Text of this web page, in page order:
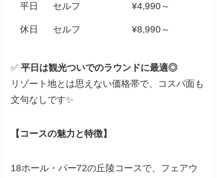
平日 セルフ ¥4,990～
休日 セルフ ¥8,990～
✅平日は観光ついでのラウンドに最適◎
リゾート地とは思えない価格帯で、コスパ面も
文句なしです✨
【コースの魅力と特徴】
18ホール・パー72の丘陵コースで、フェアウ